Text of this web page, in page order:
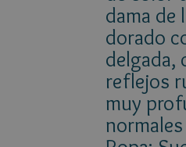
dama de
dorado
delgada,
reflejos
muy